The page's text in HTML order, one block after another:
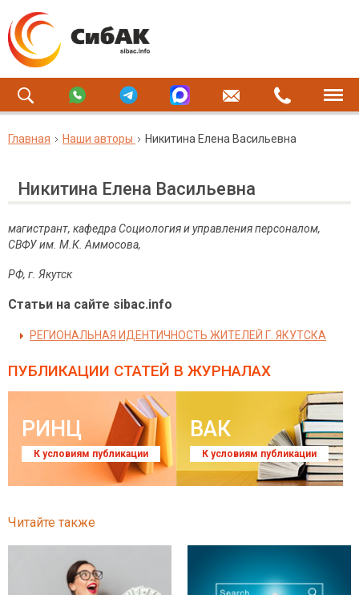
Главная Наши авторы Никитина Елена Васильевна
Никитина Елена Васильевна
магистрант, кафедра Социология и управления персоналом,
СВФУ им. М.К. Аммосова,
РФ, г. Якутск
Статьи на сайте sibac.info
РЕГИОНАЛЬНАЯ ИДЕНТИЧНОСТЬ ЖИТЕЛЕЙ Г. ЯКУТСКА
ПУБЛИКАЦИИ СТАТЕЙ В ЖУРНАЛАХ
РИНЦ
К условиям публикации
ВАК
К условиям публикации
Читайте также